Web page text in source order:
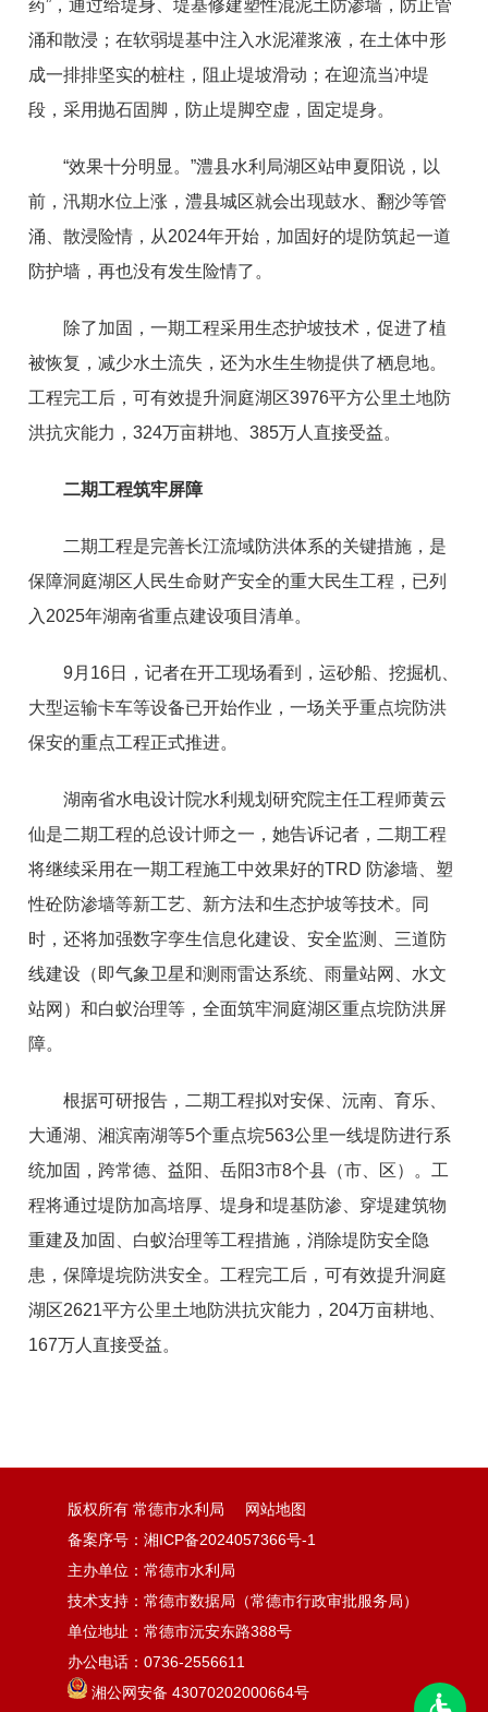
药”，通过给堤身、堤基修建塑性混泥土防渗墙，防止管
涌和散浸；在软弱堤基中注入水泥灌浆液，在土体中形
成一排排坚实的桩柱，阻止堤坡滑动；在迎流当冲堤
段，采用抛石固脚，防止堤脚空虚，固定堤身。
“效果十分明显。”澧县水利局湖区站申夏阳说，以
前，汛期水位上涨，澧县城区就会出现鼓水、翻沙等管
涌、散浸险情，从2024年开始，加固好的堤防筑起一道
防护墙，再也没有发生险情了。
除了加固，一期工程采用生态护坡技术，促进了植
被恢复，减少水土流失，还为水生生物提供了栖息地。
工程完工后，可有效提升洞庭湖区3976平方公里土地防
洪抗灾能力，324万亩耕地、385万人直接受益。
二期工程筑牢屏障
二期工程是完善长江流域防洪体系的关键措施，是
保障洞庭湖区人民生命财产安全的重大民生工程，已列
入2025年湖南省重点建设项目清单。
9月16日，记者在开工现场看到，运砂船、挖掘机、
大型运输卡车等设备已开始作业，一场关乎重点垸防洪
保安的重点工程正式推进。
湖南省水电设计院水利规划研究院主任工程师黄云
仙是二期工程的总设计师之一，她告诉记者，二期工程
将继续采用在一期工程施工中效果好的TRD 防渗墙、塑
性砼防渗墙等新工艺、新方法和生态护坡等技术。同
时，还将加强数字孪生信息化建设、安全监测、三道防
线建设（即气象卫星和测雨雷达系统、雨量站网、水文
站网）和白蚁治理等，全面筑牢洞庭湖区重点垸防洪屏
障。
根据可研报告，二期工程拟对安保、沅南、育乐、
大通湖、湘滨南湖等5个重点垸563公里一线堤防进行系
统加固，跨常德、益阳、岳阳3市8个县（市、区）。工
程将通过堤防加高培厚、堤身和堤基防渗、穿堤建筑物
重建及加固、白蚁治理等工程措施，消除堤防安全隐
患，保障堤垸防洪安全。工程完工后，可有效提升洞庭
湖区2621平方公里土地防洪抗灾能力，204万亩耕地、
167万人直接受益。
版权所有 常德市水利局
网站地图
备案序号：湘ICP备2024057366号-1
主办单位：常德市水利局
技术支持：常德市数据局（常德市行政审批服务局）
单位地址：常德市沅安东路388号
办公电话：0736-2556611
湘公网安备 43070202000664号